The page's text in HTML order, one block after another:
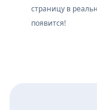
страницу в
появится!